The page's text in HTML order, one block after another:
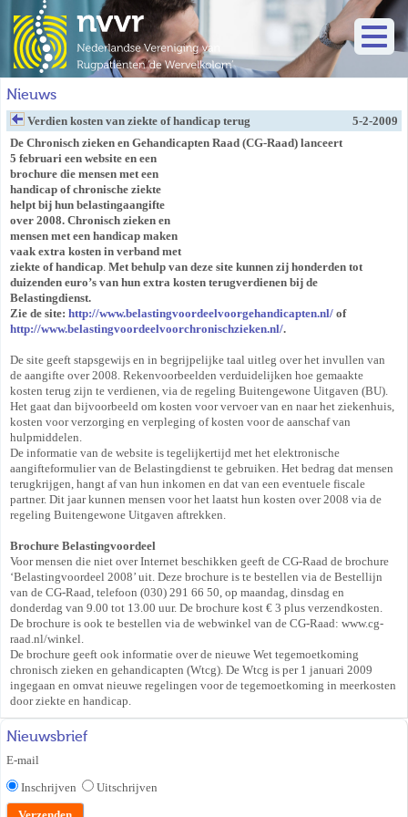
Nieuws
Verdien kosten van ziekte of handicap terug
5-2-2009
De Chronisch zieken en Gehandicapten Raad (CG-Raad) lanceert
5 februari een website en een
brochure die mensen met een
handicap of chronische ziekte
helpt bij hun belastingaangifte
over 2008. Chronisch zieken en
mensen met een handicap maken
vaak extra kosten in verband met
ziekte of handicap. Met behulp van deze site kunnen zij honderden tot
duizenden euro’s van hun extra kosten terugverdienen bij de
Belastingdienst.
Zie de site: http://www.belastingvoordeelvoorgehandicapten.nl/ of
http://www.belastingvoordeelvoorchronischzieken.nl/.
De site geeft stapsgewijs en in begrijpelijke taal uitleg over het invullen van
de aangifte over 2008. Rekenvoorbeelden verduidelijken hoe gemaakte
kosten terug zijn te verdienen, via de regeling Buitengewone Uitgaven (BU).
Het gaat dan bijvoorbeeld om kosten voor vervoer van en naar het ziekenhuis,
kosten voor verzorging en verpleging of kosten voor de aanschaf van
hulpmiddelen.
De informatie van de website is tegelijkertijd met het elektronische
aangifteformulier van de Belastingdienst te gebruiken. Het bedrag dat mensen
terugkrijgen, hangt af van hun inkomen en dat van een eventuele fiscale
partner. Dit jaar kunnen mensen voor het laatst hun kosten over 2008 via de
regeling Buitengewone Uitgaven aftrekken.
Brochure Belastingvoordeel
Voor mensen die niet over Internet beschikken geeft de CG-Raad de brochure
‘Belastingvoordeel 2008’ uit. Deze brochure is te bestellen via de Bestellijn
van de CG-Raad, telefoon (030) 291 66 50, op maandag, dinsdag en
donderdag van 9.00 tot 13.00 uur. De brochure kost € 3 plus verzendkosten.
De brochure is ook te bestellen via de webwinkel van de CG-Raad: www.cg-
raad.nl/winkel.
De brochure geeft ook informatie over de nieuwe Wet tegemoetkoming
chronisch zieken en gehandicapten (Wtcg). De Wtcg is per 1 januari 2009
ingegaan en omvat nieuwe regelingen voor de tegemoetkoming in meerkosten
door ziekte en handicap.
Nieuwsbrief
E-mail
Inschrijven
Uitschrijven